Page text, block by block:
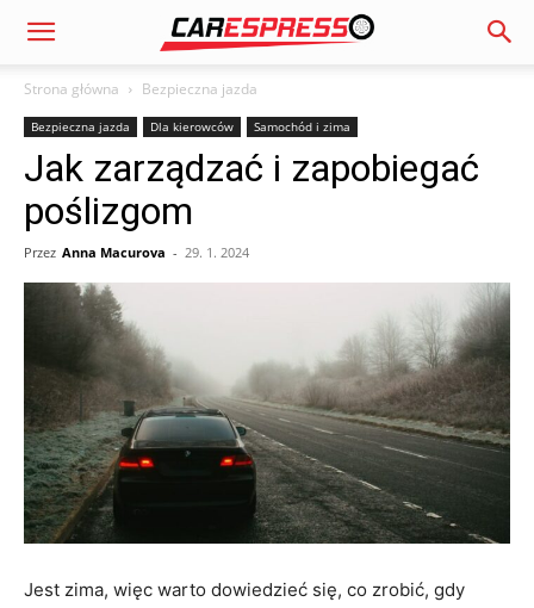
Strona główna Bezpieczna jazda
Bezpieczna jazda Dla kierowców Samochód i zima
Jak zarządzać i zapobiegać
poślizgom
Przez Anna Macurova - 29. 1. 2024
Jest zima, więc warto dowiedzieć się, co zrobić, gdy